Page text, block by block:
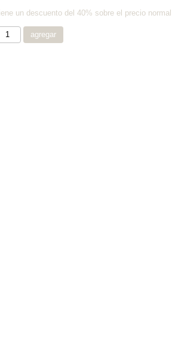
un descuento del 40% sobre el precio normal